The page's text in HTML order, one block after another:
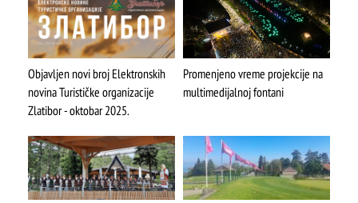
Objavljen novi broj Elektronskih
novina Turističke organizacije
Zlatibor - oktobar 2025.
Promenjeno vreme projekcije na
multimedijalnoj fontani